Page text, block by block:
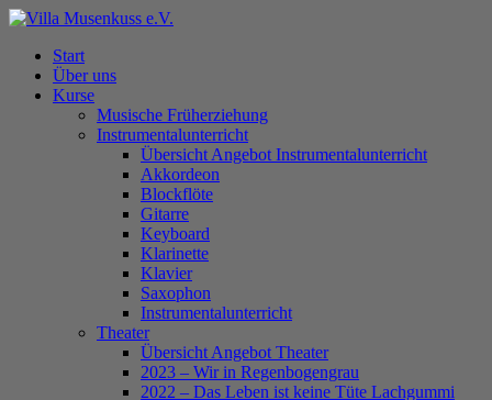
Skip
main
content
Menu
Start
Über uns
Kurse
Musische Früherziehung
Instrumentalunterricht
Übersicht Angebot Instrumentalunterricht
Akkordeon
Blockflöte
Gitarre
Keyboard
Klarinette
Klavier
Saxophon
Instrumentalunterricht
Theater
Übersicht Angebot Theater
2023 – Wir in Regenbogengrau
2022 – Das Leben ist keine Tüte Lachgummi